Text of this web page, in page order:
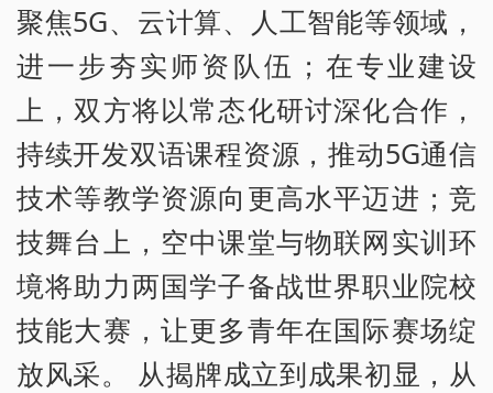
聚焦5G、云计算、人工智能等领域，
进一步夯实师资队伍；在专业建设
上，双方将以常态化研讨深化合作，
持续开发双语课程资源，推动5G通信
技术等教学资源向更高水平迈进；竞
技舞台上，空中课堂与物联网实训环
境将助力两国学子备战世界职业院校
技能大赛，让更多青年在国际赛场绽
放风采。 从揭牌成立到成果初显，从